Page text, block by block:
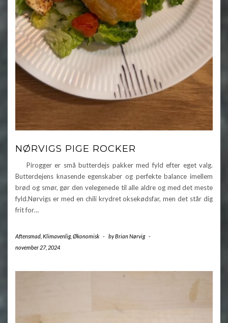
NØRVIGS PIGE ROCKER
Pirogger er små butterdejs pakker med fyld efter eget valg.
Butterdejens knasende egenskaber og perfekte balance imellem
brød og smør, gør den velegenede til alle aldre og med det meste
fyld.Nørvigs er med en chili krydret oksekødsfar, men det står dig
frit for…
Aftensmad Klimavenlig, Økonomisk - byBrian Nørvig -
november 27, 2024